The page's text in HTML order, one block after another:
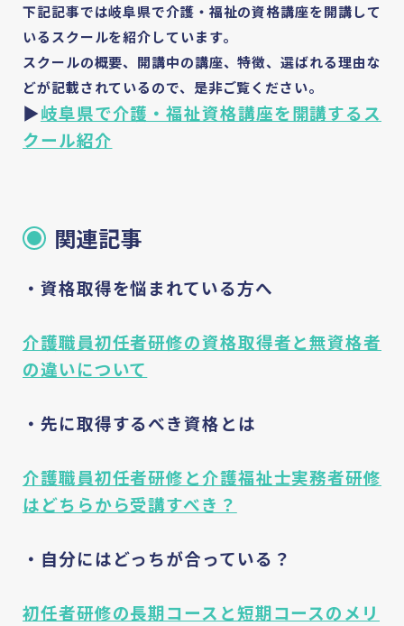
下記記事では岐阜県で介護・福祉の資格講座を開講して
いるスクールを紹介しています。
スクールの概要、開講中の講座、特徴、選ばれる理由な
どが記載されているので、是非ご覧ください。
▶岐阜県で介護・福祉資格講座を開講するス
クール紹介
関連記事
・資格取得を悩まれている方へ
介護職員初任者研修の資格取得者と無資格者
の違いについて
・先に取得するべき資格とは
介護職員初任者研修と介護福祉士実務者研修
はどちらから受講すべき？
・自分にはどっちが合っている？
初任者研修の長期コースと短期コースのメリ